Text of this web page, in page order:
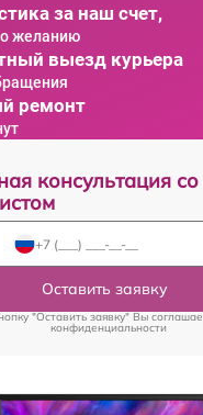
за наш счет,
желанию
выезд курьера
ремонт
консультация со
Оставить заявку
"Оставить заявку" Вы
конфиденциальности